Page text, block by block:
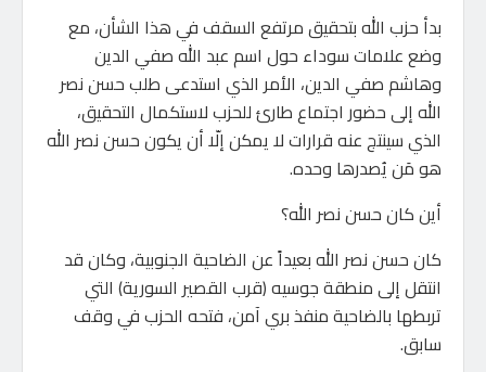
بدأ حزب الله بتحقيق مرتفع السقف في هذا الشأن، مع
وضع علامات سوداء حول اسم عبد الله صفي الدين
وهاشم صفي الدين، الأمر الذي استدعى طلب حسن نصر
الله إلى حضور اجتماع طارئ للحزب لاستكمال التحقيق،
الذي سينتج عنه قرارات لا يمكن إلّا أن يكون حسن نصر الله
هو مَن يُصدرها وحده.
أين كان حسن نصر الله؟
كان حسن نصر الله بعيداً عن الضاحية الجنوبية، وكان قد
انتقل إلى منطقة جوسيه (قرب القصير السورية) التي
تربطها بالضاحية منفذ بري آمن، فتحه الحزب في وقف
سابق.